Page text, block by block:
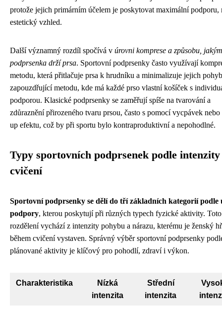
protože jejich primárním účelem je poskytovat maximální
estetický vzhled.
Další významný rozdíl spočívá v úrovni komprese a způsobu, jakým
podprsenka drží prsa. Sportovní podprsenky často využívají
metodu, která přitlačuje prsa k hrudníku a minimalizuje jejich
zapouzdřující metodu, kde má každé prso vlastní košíček s
podporou. Klasické podprsenky se zaměřují spíše na tvarování a
zdůraznění přirozeného tvaru prsou, často s pomocí vycpávek nebo
up efektu, což by při sportu bylo kontraproduktivní a nepohodlné.
Typy sportovních podprsenek podle intenzity
cvičení
Sportovní podprsenky se dělí do tří základních kategorií podle
podpory, kterou poskytují při různých typech fyzické aktivity. Toto
rozdělení vychází z intenzity pohybu a nárazu, kterému je ženský
během cvičení vystaven. Správný výběr sportovní podprsenky
plánované aktivity je klíčový pro pohodlí, zdraví i výkon.
Charakteristika
Nízká
intenzita
Střední
intenzita